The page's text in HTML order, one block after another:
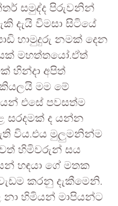
සමුද්ද පිරුවනින්
දැයි විමසා සිටියේ
හාමුදුරු නමක් දෙන
මහත්තයෝ.ඒත්
හින්දා අපිත්
මම මේ
එසේ පවසත්ම
සරදමක් ද යන්න
විය.එය මුලුමනින්ම
හිමිවරුන් සය
හඳයා ගේ මතක
කරනු දැකීමෙනි.
නා හිමියන් මාපියන්ට